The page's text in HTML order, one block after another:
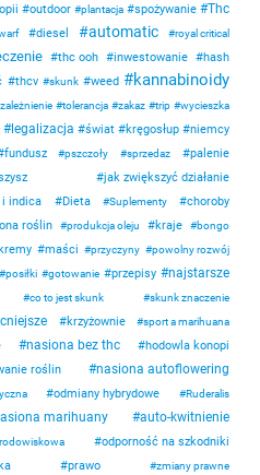
outdoor plantacja spożywanie Thc
diesel automatic royal critical
thc ooh inwestowanie hash
thcv skunk weed kannabinoidy
tolerancja zakaz trip wycieszka
legalizacja świat kręgosłup
niemcy
fundusz pszczoły sprzedaz
palenie
jak zwiększyć działanie
i indica Dieta Suplementy choroby
roślin produkcja oleju kraje
bongo
maści przyczyny
powolny rozwój
posiłki gotowanie przepisy najstarsze
co to jest skunk
skunk znaczenie
krzyżownie
sport a marihuana
nasiona bez thc
hodowla konopi
roślin nasiona autoflowering
odmiany hybrydowe Ruderalis
marihuany auto-kwitnienie
odporność na szkodniki
prawo zmiany prawne